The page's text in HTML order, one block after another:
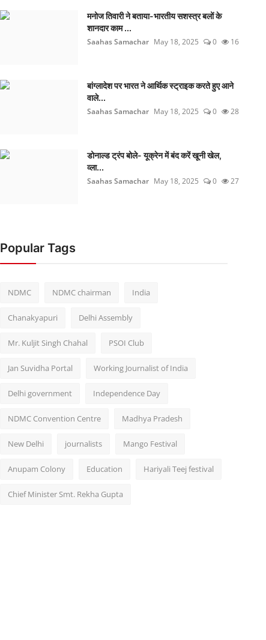
मनोज तिवारी ने बताया-भारतीय सशस्त्र बलों के
शानदार काम ...
Saahas Samachar May 18, 2025 0 16
बांग्लादेश पर भारत ने आर्थिक स्ट्राइक करते हुए आने
वाले...
Saahas Samachar May 18, 2025 0 28
डोनाल्ड ट्रंप बोले- यूक्रेन में बंद करें खूनी खेल,
व्ला...
Saahas Samachar May 18, 2025 0 27
Popular Tags
NDMC NDMC chairman India
Chanakyapuri Delhi Assembly
Mr. Kuljit Singh Chahal PSOI Club
Jan Suvidha Portal Working Journalist of India
Delhi government Independence Day
NDMC Convention Centre Madhya Pradesh
New Delhi journalists Mango Festival
Anupam Colony Education Hariyali Teej festival
Chief Minister Smt. Rekha Gupta